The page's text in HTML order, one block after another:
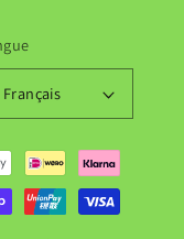
Français